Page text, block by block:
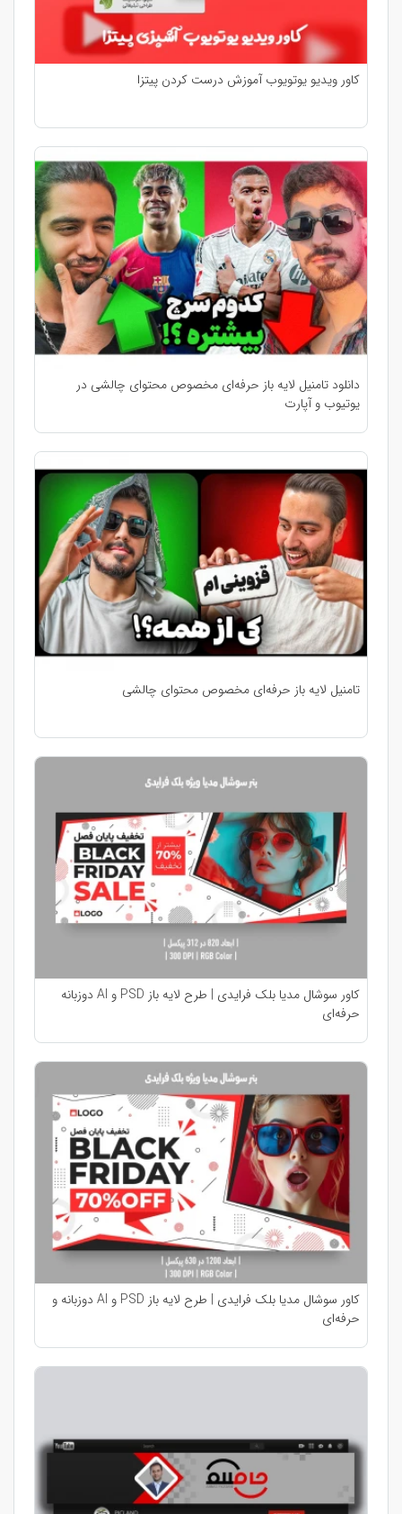
کاور ویدیو یوتویوب آموزش درست کردن پیتزا
دانلود تامنیل لایه باز حرفه‌ای مخصوص محتوای چالشی در
یوتیوب و آپارت
تامنیل لایه باز حرفه‌ای مخصوص محتوای چالشی
کاور سوشال مدیا بلک فرایدی | طرح لایه باز PSD و AI دو‌زبانه
حرفه‌ای
کاور سوشال مدیا بلک فرایدی | طرح لایه باز PSD و AI دو‌زبانه و
حرفه‌ای